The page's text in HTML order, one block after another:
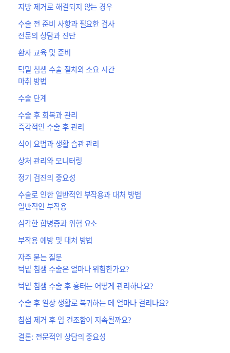
지방 제거로 해결되지 않는 경우
수술 전 준비 사항과 필요한 검사
전문의 상담과 진단
환자 교육 및 준비
턱밑 침샘 수술 절차와 소요 시간
마취 방법
수술 단계
수술 후 회복과 관리
즉각적인 수술 후 관리
식이 요법과 생활 습관 관리
상처 관리와 모니터링
정기 검진의 중요성
수술로 인한 일반적인 부작용과 대처 방법
일반적인 부작용
심각한 합병증과 위험 요소
부작용 예방 및 대처 방법
자주 묻는 질문
턱밑 침샘 수술은 얼마나 위험한가요?
턱밑 침샘 수술 후 흉터는 어떻게 관리하나요?
수술 후 일상 생활로 복귀하는 데 얼마나 걸리나요?
침샘 제거 후 입 건조함이 지속될까요?
결론: 전문적인 상담의 중요성